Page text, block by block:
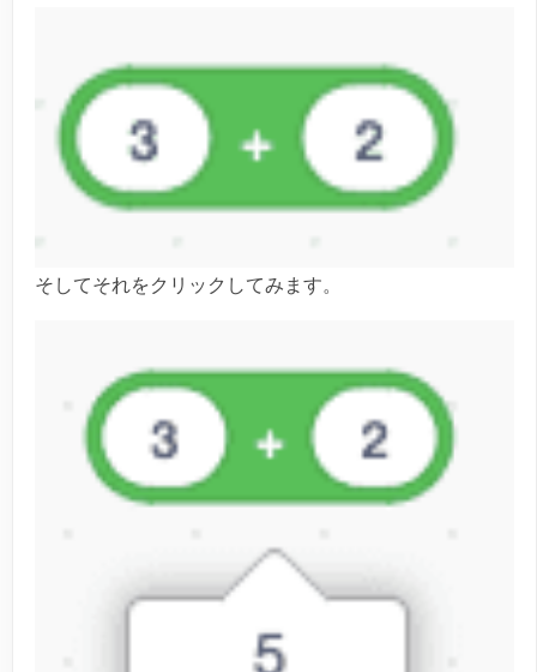
そしてそれをクリックしてみます。